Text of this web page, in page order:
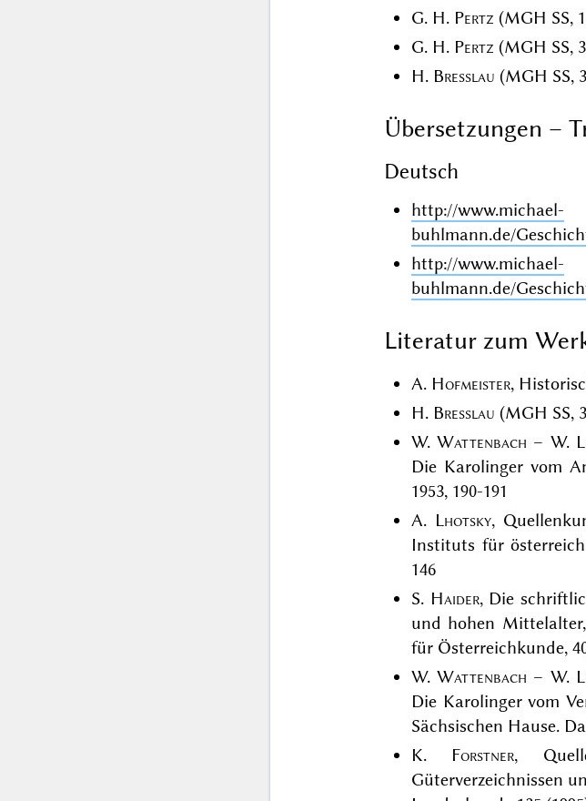
G. H. Pertz (MGH SS,
G. H. Pertz (MGH SS,
H. Bresslau (MGH SS,
Übersetzungen –
Deutsch
http://www.michael-
buhlmann.de/
http://www.michael-
buhlmann.de/
Literatur zum
A. Hofmeister,
H. Bresslau (MGH SS,
W.Wattenbach – W.
Die Karolinger vom
1953, 190-191
A. Lhotsky,
Instituts für
146
S. Haider, Die
und hohen
für Österreichkunde,
W.Wattenbach – W.
Die Karolinger vom
Sächsischen Hause.
K. Forstner,
Güterverzeichnissen